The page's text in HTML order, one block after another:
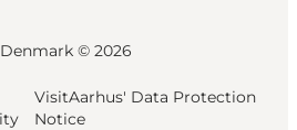
© 2026
VisitAarhus' Data Protection
Notice